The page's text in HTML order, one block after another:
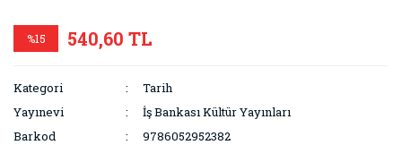
%15 540,60 TL
Kategori
Tarih
Yayınevi
İş Bankası Kültür Yayınları
Barkod
9786052952382